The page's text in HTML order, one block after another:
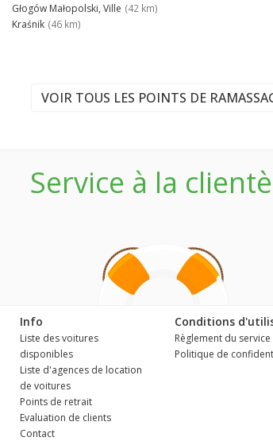
Głogów Małopolski, Ville (42 km)
Kraśnik (46 km)
VOIR TOUS LES POINTS DE
Service à la
Info
Liste des voitures
disponibles
Liste d'agences de location
de voitures
Points de retrait
Evaluation de clients
Contact
Conditions
Règlement du service
Politique de